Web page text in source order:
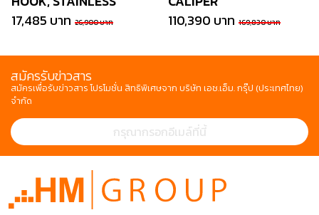
17,485 บาท 26,900 บาท
110,390 บาท 169,830 บาท
สมัครรับข่าวสาร
สมัครเพื่อรับข่าวสาร โปรโมชั่น สิทธิพิเศษจาก บริษัท เอช.เอ็ม. กรุ๊ป (ประเทศไทย)
จำกัด